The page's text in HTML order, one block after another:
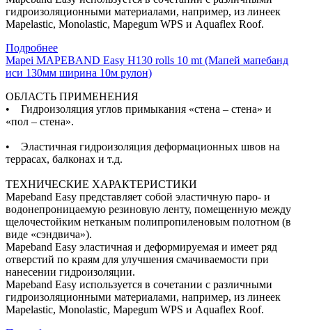
гидроизоляционными материалами, например, из линеек
Mapelastic, Monolastic, Mapegum WPS и Aquaflex Roof.
Подробнее
Mapei MAPEBAND Easy H130 rolls 10 mt (Мапей мапебанд
иси 130мм ширина 10м рулон)
ОБЛАСТЬ ПРИМЕНЕНИЯ
• Гидроизоляция углов примыкания «стена – стена» и
«пол – стена».
• Эластичная гидроизоляция деформационных швов на
террасах, балконах и т.д.
ТЕХНИЧЕСКИЕ ХАРАКТЕРИСТИКИ
Mapeband Easy представляет собой эластичную паро- и
водонепроницаемую резиновую ленту, помещенную между
щелочестойким нетканым полипропиленовым полотном (в
виде «сэндвича»).
Mapeband Easy эластичная и деформируемая и имеет ряд
отверстий по краям для улучшения смачиваемости при
нанесении гидроизоляции.
Mapeband Easy используется в сочетании с различными
гидроизоляционными материалами, например, из линеек
Mapelastic, Monolastic, Mapegum WPS и Aquaflex Roof.